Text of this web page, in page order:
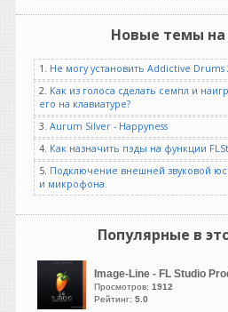
Рокобил
Уважаемые пианисты и
пользователи "Giglad".
Помогите пожалуйста
разобраться, где здесь
находится редактор
аккордовой прогрессии.
есть ли он здесь
Второй день пытаюсь
аккорды по тактам
разложить, но
ничего кроме функции
"лайв" я здесь не нашел.
Rocker
Новые темы
1. Не могу установить Addictive Drums
2. Как из голоса сделать семпл и
его на клавиатуре?
3. Aurum Silver - Happyness
4. Как назначить пэды на функции
5. Подключение внешней звуковой
и микрофона.
Популярные в
Image-Line - FL Studio
Просмотров: 1912
Рейтинг: 5.0